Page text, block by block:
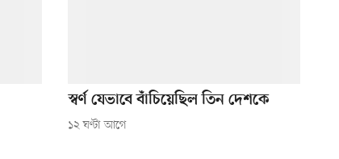
স্বর্ণ যেভাবে বাঁচিয়েছিল তিন দেশকে
১২ ঘণ্টা আগে